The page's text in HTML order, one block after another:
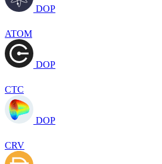
DOP
ATOM
DOP
CTC
DOP
CRV